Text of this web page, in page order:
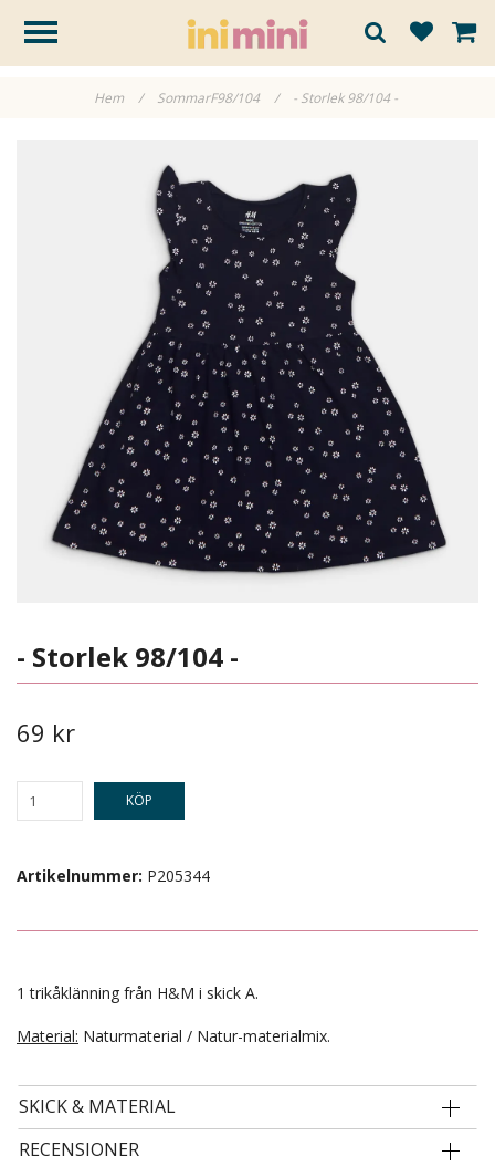
Hem / SommarF98/104 / - Storlek 98/104 -
- Storlek 98/104 -
69 kr
KÖP
Artikelnummer: P205344
1 trikåklänning från H&M i skick A.
Material: Naturmaterial / Natur-materialmix.
SKICK & MATERIAL
RECENSIONER